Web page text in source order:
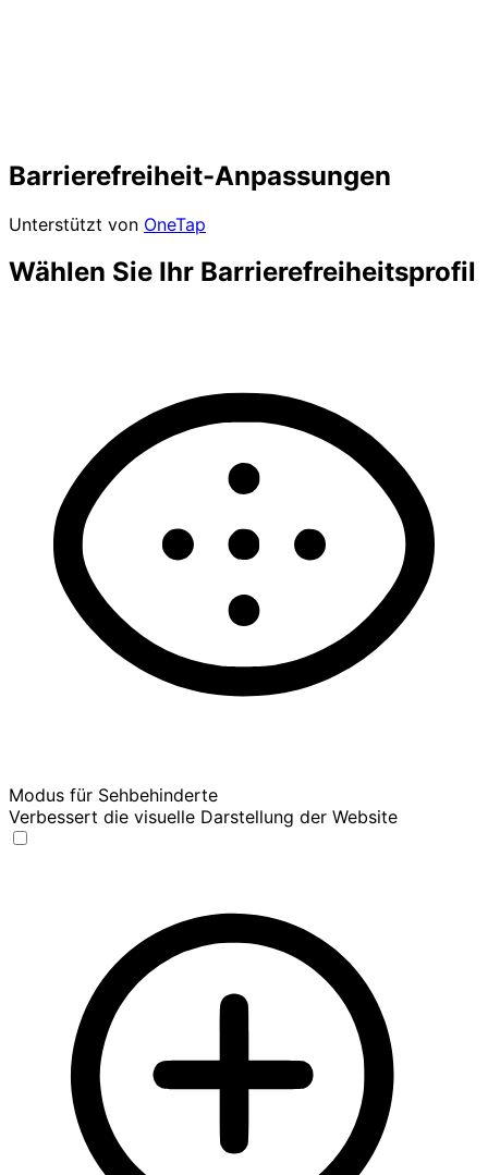
Barrierefreiheit-Anpassungen
Unterstützt von OneTap
Wählen Sie Ihr Barrierefreiheitsprofil
Modus für Sehbehinderte
Verbessert die visuelle Darstellung der Website